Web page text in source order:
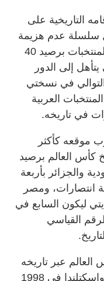
التاريخية على
سلسلة عدم هزيمة
في تاريخ كرة القدم على مستوى المنتخبات برصيد 40
إلى الدور
في نسختي
المنتخبات العربية
في تاريخه.
موقعه كأكثر
كأس العالم برصيد
والجزائر بأربعة
انتصارات، ومصر
ليكون السابع في
القياسي
عبر تاريخه
بين البرتغال في 1986 بنتيجة 3-1، وإسكتلندا في 1998